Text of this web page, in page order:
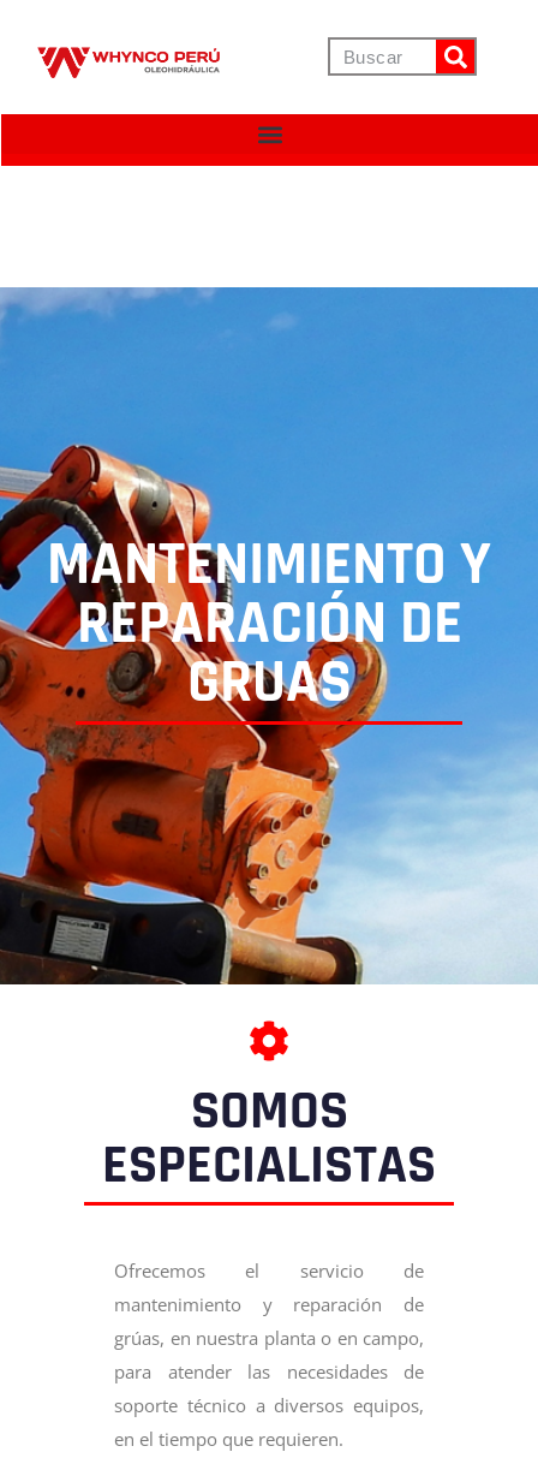
MANTENIMIENTO Y
REPARACIÓN DE
GRUAS
SOMOS
ESPECIALISTAS
Ofrecemos el servicio de
mantenimiento y reparación de
grúas, en nuestra planta o en campo,
para atender las necesidades de
soporte técnico a diversos equipos,
en el tiempo que requieren.